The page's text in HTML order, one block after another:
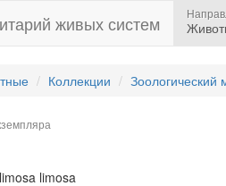
живых систем
Коллекции Зоологический
limosa